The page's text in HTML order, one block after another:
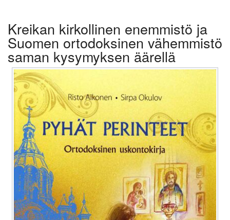
Kreikan kirkollinen enemmistö ja
Suomen ortodoksinen vähemmistö
saman kysymyksen äärellä